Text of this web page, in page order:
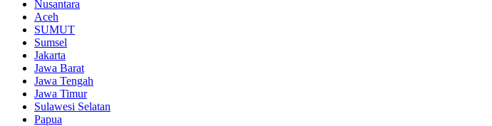
Nusantara
Aceh
SUMUT
Sumsel
Jakarta
Jawa Barat
Jawa Tengah
Jawa Timur
Sulawesi Selatan
Papua